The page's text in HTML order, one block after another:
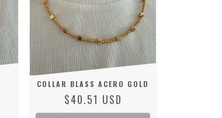
COLLAR BLASS ACERO GOLD
$40.51 USD